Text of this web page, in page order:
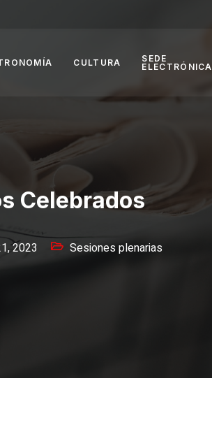
CULTURA
SEDE
ELECTRÓNICA
Celebrados
2023 Sesiones plenarias